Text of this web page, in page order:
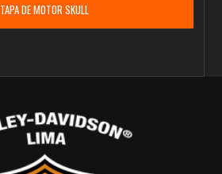
TAPA DE MOTOR SKULL